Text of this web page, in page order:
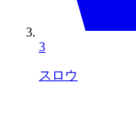
3
スロウ